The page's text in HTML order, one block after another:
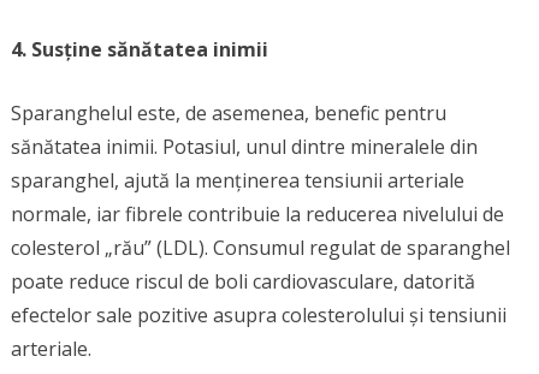
4. Susține sănătatea inimii
Sparanghelul este, de asemenea, benefic pentru
sănătatea inimii. Potasiul, unul dintre mineralele din
sparanghel, ajută la menținerea tensiunii arteriale
normale, iar fibrele contribuie la reducerea nivelului de
colesterol „rău” (LDL). Consumul regulat de sparanghel
poate reduce riscul de boli cardiovasculare, datorită
efectelor sale pozitive asupra colesterolului și tensiunii
arteriale.